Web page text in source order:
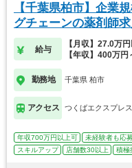
【千葉県柏市】企業
グチェーンの薬剤師求
給与
【月収】27.0万
【年収】400万
勤務地 千葉県 柏市
アクセス つくばエクスプレ
年収700万円以上可 未経験者も応
スキルアップ
店舗数30以上 積極